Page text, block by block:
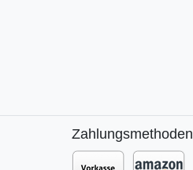
Zahlungsmethoden